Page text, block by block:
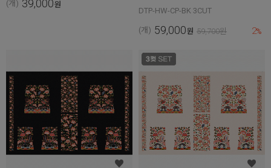
(개) 39,000원
DTP-HW-CP-BK 3CUT
(개) 59,000원 59,700원 2%